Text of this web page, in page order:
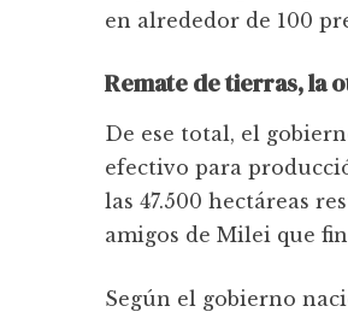
en alrededor de 100
Remate de tierras, la
De ese total, el
efectivo para
las 47.500 hectáreas
amigos de Milei que
Según el gobierno